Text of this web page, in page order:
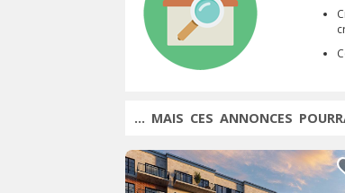
... MAIS CES ANNONCES